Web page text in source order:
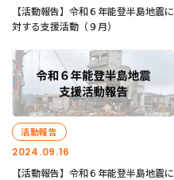
【活動報告】令和６年能登半島地震に
対する支援活動（９月）
2024.09.16
活動報告
【活動報告】令和６年能登半島地震に